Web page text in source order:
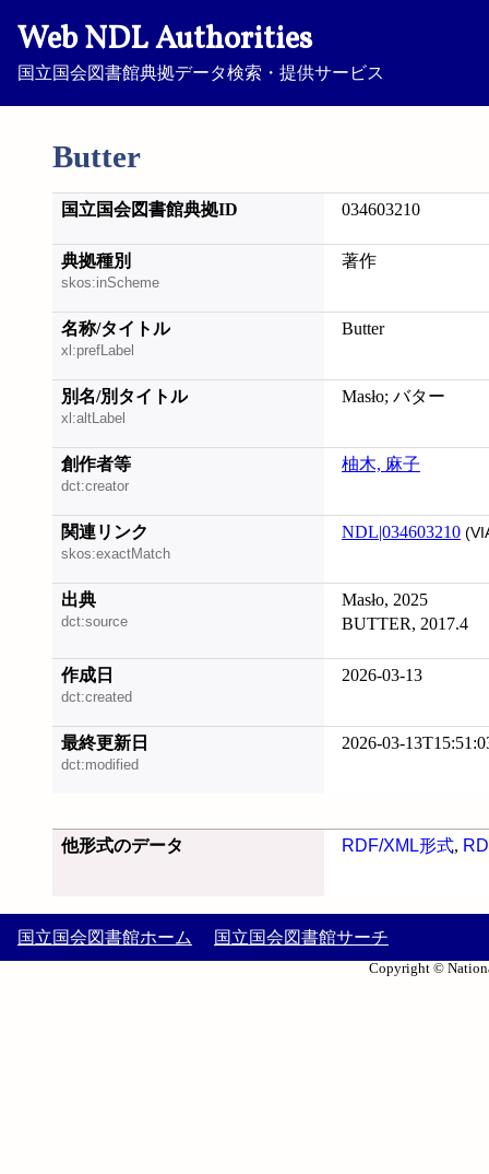
Web NDL Authorities
国立国会図書館典拠データ検索・提供サービス
Butter
国立国会図書館典拠ID 034603210
典拠種別
skos:inScheme
著作
名称/タイトル
xl:prefLabel
Butter
別名/別タイトル
xl:altLabel
Masło; バター
創作者等
dct:creator
柚木, 麻子
関連リンク
skos:exactMatch
NDL|034603210
出典
dct:source
Masło, 2025
BUTTER, 2017.4
作成日
dct:created
2026-03-13
最終更新日
dct:modified
2026-03-
他形式のデータ RDF/XML形式,
国立国会図書館ホーム 国立国会図書館サーチ
Copyright ©